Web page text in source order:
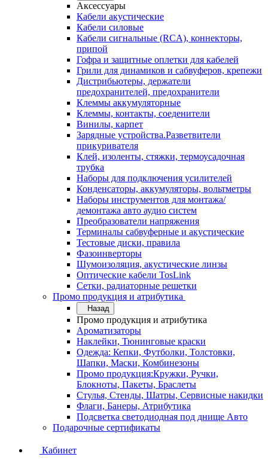
Аксессуары
Кабели акустические
Кабели силовые
Кабели сигнальные (RCA), коннекторы,
припой
Гофра и защитные оплетки для кабелей
Грили для динамиков и сабвуферов, крепежи
Дистрибьютеры, держатели
предохранителей, предохранители
Клеммы аккумуляторные
Клеммы, контакты, соеденители
Винилы, карпет
Зарядные устройства.Разветвители
прикуривателя
Клей, изоленты, стяжки, термоусадочная
трубка
Наборы для подключения усилителей
Конденсаторы, аккумуляторы, вольтметры
Наборы инструментов для монтажа/
демонтажа авто аудио систем
Преобразователи напряжения
Терминалы сабвуферные и акустические
Тестовые диски, правила
Фазоинверторы
Шумоизоляция, акустические линзы
Оптические кабели TosLink
Сетки, радиаторные решетки
Промо продукция и атрибутика
Назад
Промо продукция и атрибутика
Ароматизаторы
Наклейки, Тюнинговые краски
Одежда: Кепки, Футболки, Толстовки,
Шапки, Маски, Комбинезоны
Промо продукция:Кружки, Ручки,
Блокноты, Пакеты, Браслеты
Стулья, Стенды, Шатры, Сервисные накидки
Флаги, Банеры, Атрибутика
Подсветка светодиодная под днище Авто
Подарочные сертификаты
Кабинет